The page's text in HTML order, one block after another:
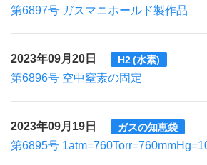
第6897号 ガスマニホールド製作品
2023年09月20日 H2 (水素)
第6896号 空中窒素の固定
2023年09月19日 ガスの知恵袋
第6895号